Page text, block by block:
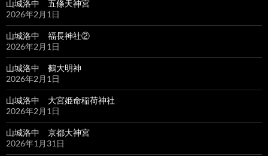
山城洛中 五條天神宮
2026年2月1日
山城洛中 福長神社②
2026年2月1日
山城洛中 鵺大明神
2026年2月1日
山城洛中 大宮姫命稲荷神社
2026年2月1日
山城洛中 京都大神宮
2026年1月31日